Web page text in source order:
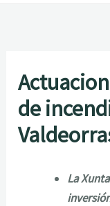
de
La